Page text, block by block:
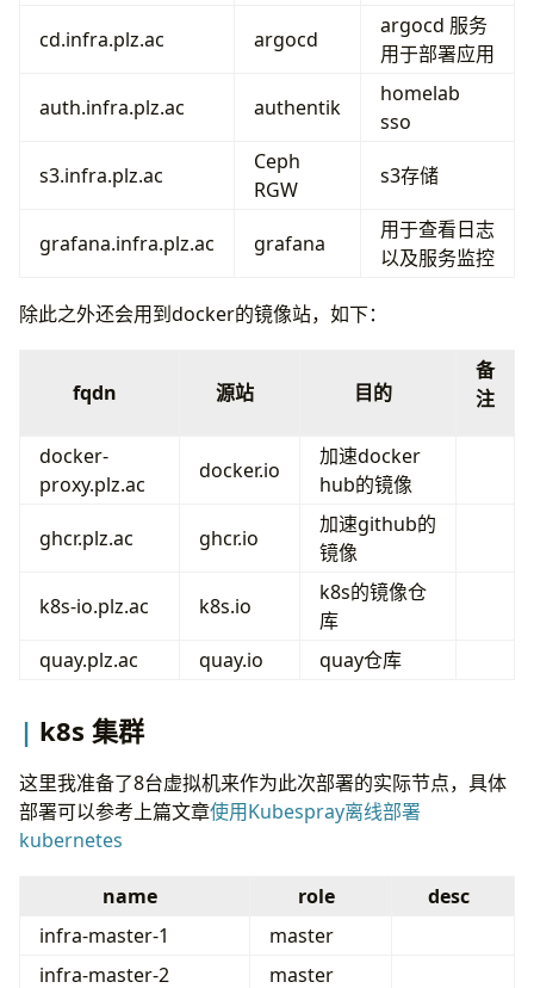
cd.infra.plz.ac argocd
argocd 服务
用于部署应用
auth.infra.plz.ac authentik
homelab
sso
s3.infra.plz.ac
Ceph
RGW
s3存储
grafana.infra.plz.ac grafana
用于查看日志
以及服务监控
除此之外还会用到docker的镜像站，如下：
fqdn 源站 目的
备
注
docker-
proxy.plz.ac
docker.io
加速docker
hub的镜像
ghcr.plz.ac ghcr.io
加速github的
镜像
k8s-io.plz.ac k8s.io
k8s的镜像仓
库
quay.plz.ac
quay.io quay仓库
k8s 集群
这里我准备了8台虚拟机来作为此次部署的实际节点，具体
部署可以参考上篇文章使用Kubespray离线部署
kubernetes
name role
desc
infra-master-1
master
infra-master-2
master